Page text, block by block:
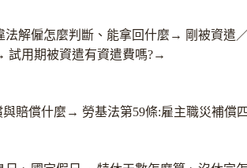
法解僱怎麼判斷、能拿回什麼 → 剛被資遣
試用期被資遣有資遣費嗎?→
賠償什麼 → 勞基法第59條:雇主職災補償